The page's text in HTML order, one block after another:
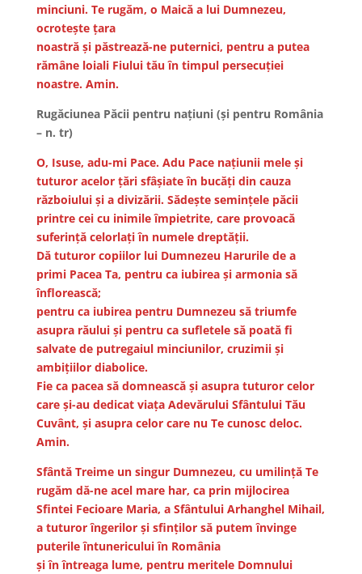
minciuni. Te rugăm, o Maică a lui Dumnezeu,
ocroteşte ţara
noastră şi păstrează-ne puternici, pentru a putea
rămâne loiali Fiului tău în timpul persecuţiei
noastre. Amin.
Rugăciunea Păcii pentru naţiuni (şi pentru România
– n. tr)
O, Isuse, adu-mi Pace. Adu Pace naţiunii mele şi
tuturor acelor ţări sfâşiate în bucăţi din cauza
războiului şi a divizării. Sădeşte seminţele păcii
printre cei cu inimile împietrite, care provoacă
suferinţă celorlaţi în numele dreptăţii.
Dă tuturor copiilor lui Dumnezeu Harurile de a
primi Pacea Ta, pentru ca iubirea şi armonia să
înflorească;
pentru ca iubirea pentru Dumnezeu să triumfe
asupra răului şi pentru ca sufletele să poată fi
salvate de putregaiul minciunilor, cruzimii și
ambițiilor diabolice.
Fie ca pacea să domnească şi asupra tuturor celor
care şi-au dedicat viaţa Adevărului Sfântului Tău
Cuvânt, şi asupra celor care nu Te cunosc deloc.
Amin.
Sfântă Treime un singur Dumnezeu, cu umilință Te
rugăm dă-ne acel mare har, ca prin mijlocirea
Sfintei Fecioare Maria, a Sfântului Arhanghel Mihail,
a tuturor îngerilor și sfinților să putem învinge
puterile întunericului în România
și în întreaga lume, pentru meritele Domnului